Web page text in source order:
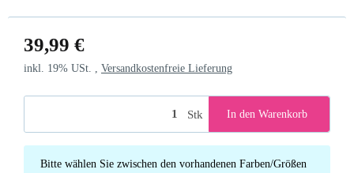
39,99 €
inkl. 19% USt. , Versandkostenfreie Lieferung
Stk In den Warenkorb
x
Bitte wählen Sie zwischen den vorhandenen Farben/Größen